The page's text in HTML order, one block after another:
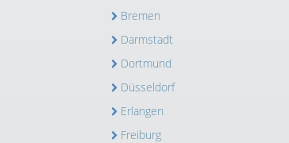
Bremen
Darmstadt
Dortmund
Düsseldorf
Erlangen
Freiburg